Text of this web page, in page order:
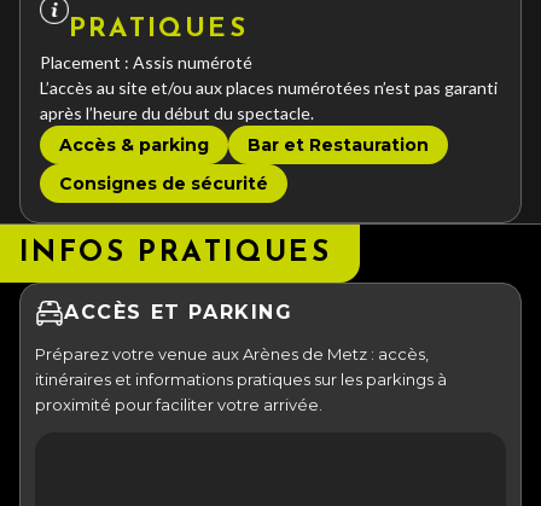
PRATIQUES
Placement : Assis numéroté
L’accès au site et/ou aux places numérotées n’est pas garanti
après l’heure du début du spectacle.
Accès & parking
Bar et Restauration
Consignes de sécurité
INFOS PRATIQUES
ACCÈS ET PARKING
Préparez votre venue aux Arènes de Metz : accès,
itinéraires et informations pratiques sur les parkings à
proximité pour faciliter votre arrivée.